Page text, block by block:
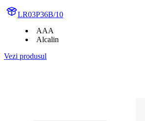
LR03P36B/10
AAA
Alcalin
Vezi produsul